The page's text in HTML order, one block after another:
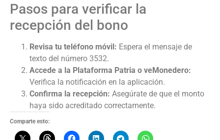
Pasos para verificar la
recepción del bono
Revisa tu teléfono móvil: Espera el mensaje de
texto del número 3532.
Accede a la Plataforma Patria o veMonedero:
Verifica la notificación en la aplicación.
Confirma la recepción: Asegúrate de que el monto
haya sido acreditado correctamente.
Comparte esto: